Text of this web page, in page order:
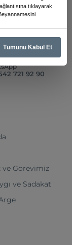
pazarına
721 92 90
Görevimiz
ve Sadakat
tıklayarak
Tümünü Kabul Et